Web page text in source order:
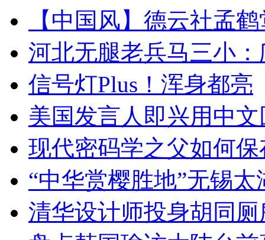
【中国风】德云社孟
河北无腿老兵马三小
信号灯Plus！浑身都亮
美国发言人即兴用中
现代密码学之父如何
“中华赏樱胜地”无锡
清华设计师投身胡同